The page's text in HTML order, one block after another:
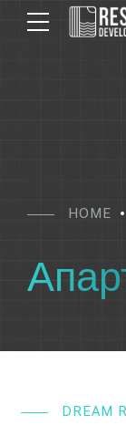
HOME
DREAM